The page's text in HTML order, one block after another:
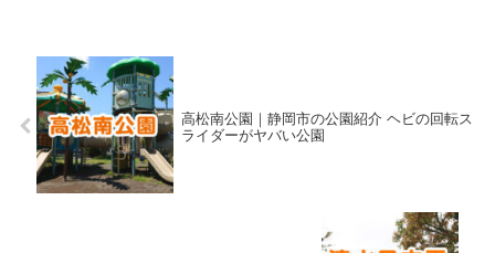
高松南公園｜静岡市の公園紹介 ヘビの回転ス
ライダーがヤバい公園